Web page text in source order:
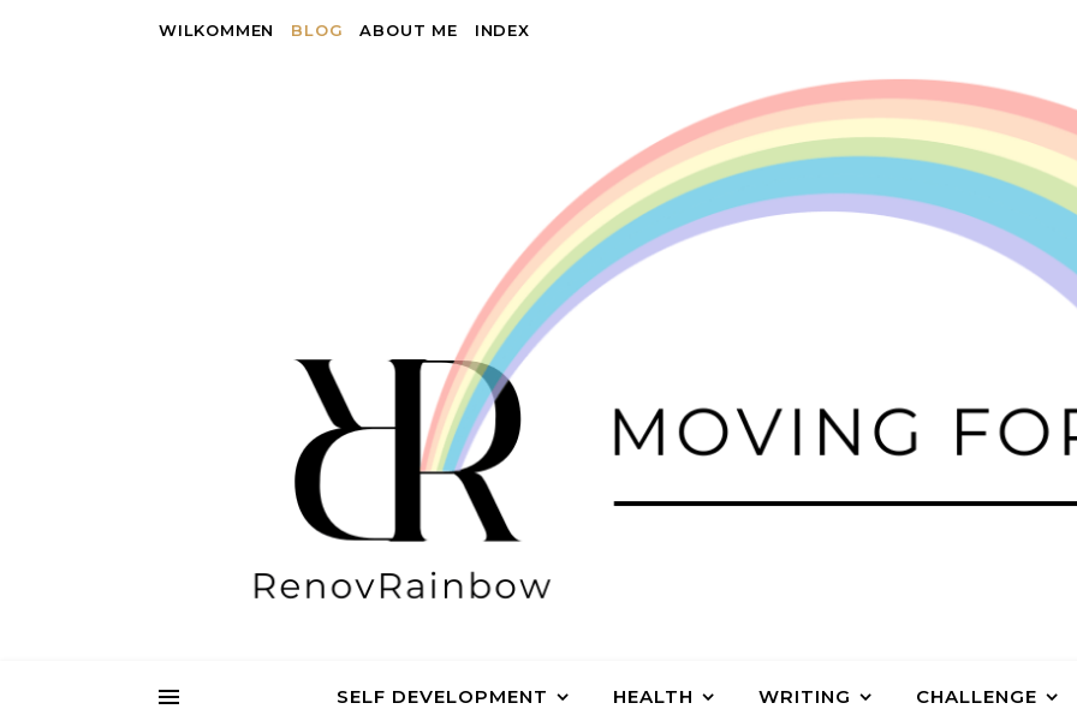
WILKOMMEN BLOG ABOUT ME INDEX
SELF DEVELOPMENT HEALTH WRITING CHALLENGE